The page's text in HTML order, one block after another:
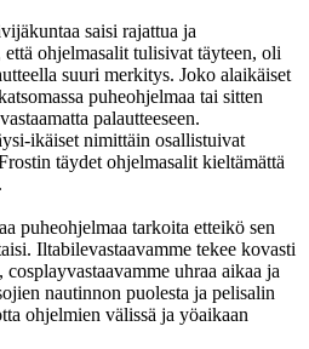
saisi rajattua ja
ohjelmasalit tulisivat täyteen, oli
suuri merkitys. Joko alaikäiset
puheohjelmaa tai sitten
palautteeseen.
ikäiset nimittäin osallistuivat
täydet ohjelmasalit kieltämättä
puheohjelmaa tarkoita etteikö sen
Iltabilevastaavamme tekee kovasti
uhraa aikaa ja
nautinnon puolesta ja pelisalin
ohjelmien välissä ja yöaikaan